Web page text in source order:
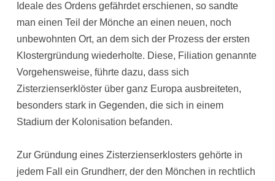
Ideale des Ordens gefährdet erschienen, so sandte
man einen Teil der Mönche an einen neuen, noch
unbewohnten Ort, an dem sich der Prozess der ersten
Klostergründung wiederholte. Diese, Filiation genannte
Vorgehensweise, führte dazu, dass sich
Zisterzienserklöster über ganz Europa ausbreiteten,
besonders stark in Gegenden, die sich in einem
Stadium der Kolonisation befanden.
Zur Gründung eines Zisterzienserklosters gehörte in
jedem Fall ein Grundherr, der den Mönchen in rechtlich